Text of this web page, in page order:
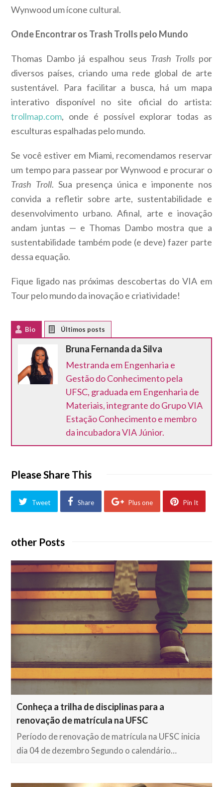
Wynwood um ícone cultural.
Onde Encontrar os Trash Trolls pelo Mundo
Thomas Dambo já espalhou seus Trash Trollspor
diversos países, criando uma rede global de arte
sustentável. Para facilitar a busca, há um mapa
interativo disponível no site oficial do artista:
trollmap.com, onde é possível explorar todas as
esculturas espalhadas pelo mundo.
Se você estiver em Miami, recomendamos reservar
um tempo para passear por Wynwood e procurar o
Trash Troll. Sua presença única e imponente nos
convida a refletir sobre arte, sustentabilidade e
desenvolvimento urbano. Afinal, arte e inovação
andam juntas — e Thomas Dambo mostra que a
sustentabilidade também pode (e deve) fazer parte
dessa equação.
Fique ligado nas próximas descobertas do VIA em
Tour pelo mundo da inovação e criatividade!
Bio
Bruna Fernanda da Silva
Mestranda em Engenharia e
Gestão do Conhecimento pela
UFSC, graduada em Engenharia de
Materiais, integrante do Grupo VIA
Estação Conhecimento e membro
da incubadora VIA Júnior.
Please Share This
Tweet Share Plus one Pin It
other Posts
Conheça a trilha de disciplinas para a
renovação de matrícula na UFSC
Período de renovação de matrícula na UFSC inicia
dia 04 de dezembro Segundo o calendário…